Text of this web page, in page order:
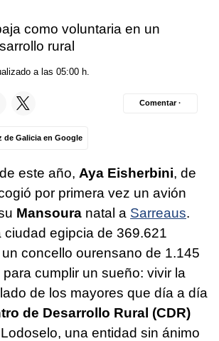
como voluntaria en un
rural
a las 05:00 h.
de Galicia en Google
Comentar ·
este año, Aya Eisherbini, de
por primera vez un avión
Mansoura natal a Sarreaus.
ciudad egipcia de 369.621
concello ourensano de 1.145
cumplir un sueño: vivir la
de los mayores que día a día
de Desarrollo Rural (CDR)
una entidad sin ánimo